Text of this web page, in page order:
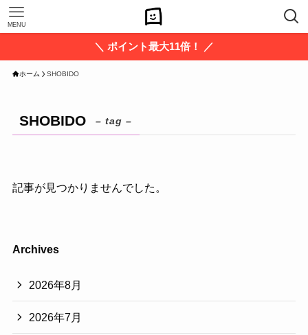
MENU
＼ ポイント最大11倍！ ／
ホーム SHOBIDO
SHOBIDO – tag –
記事が見つかりませんでした。
Archives
2026年8月
2026年7月